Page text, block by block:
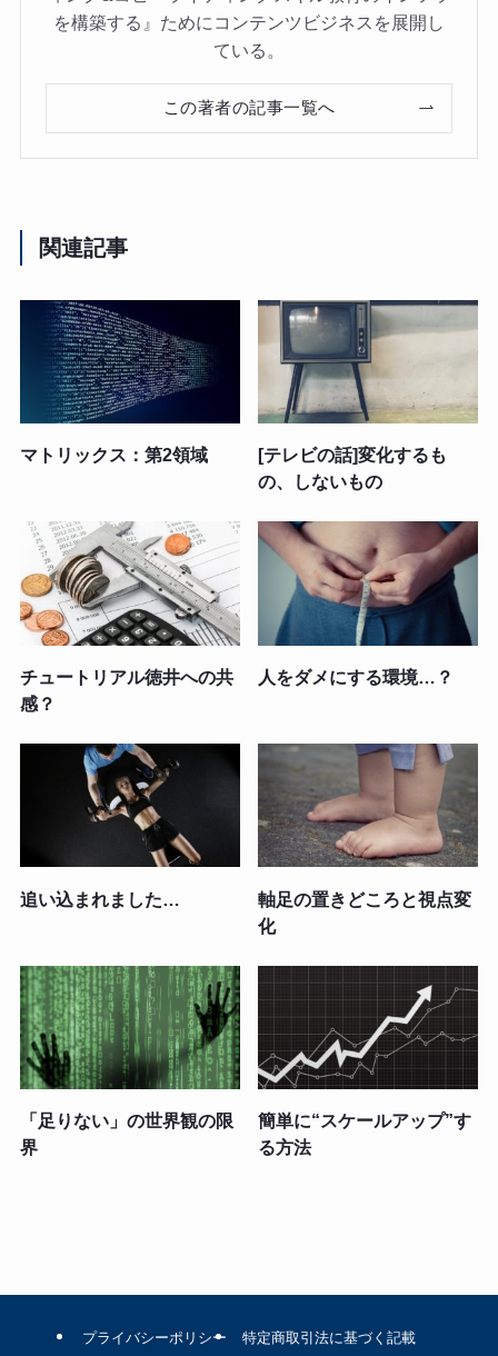
を構築する』ためにコンテンツビジネスを展開し
ている。
この著者の記事一覧へ
関連記事
マトリックス：第2領域
[テレビの話]変化するも
の、しないもの
チュートリアル徳井への共
感？
人をダメにする環境…？
追い込まれました…
軸足の置きどころと視点変
化
「足りない」の世界観の限
界
簡単に“スケールアップ”す
る方法
プライバシーポリシー 特定商取引法に基づく記載